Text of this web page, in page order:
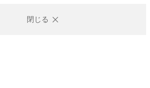
閉じる